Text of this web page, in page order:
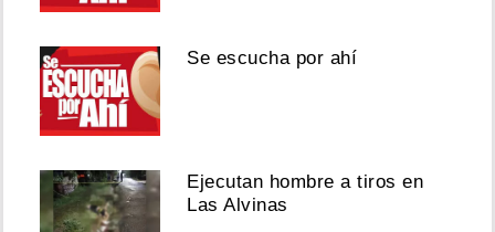
Se escucha por ahí
Ejecutan hombre a tiros en
Las Alvinas